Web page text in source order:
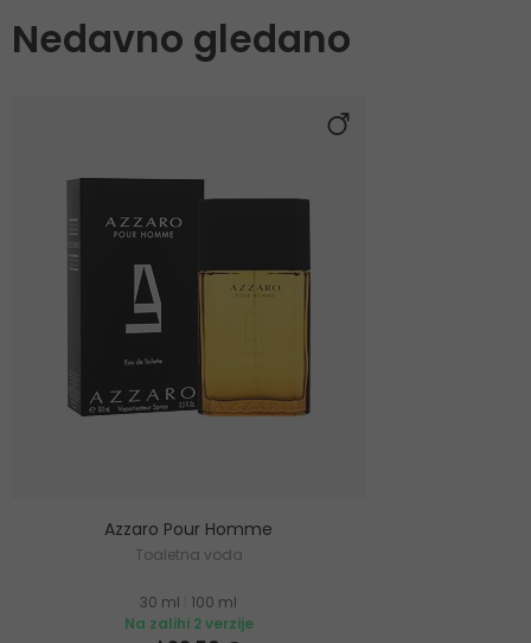
Nedavno gledano
Azzaro Pour Homme
Toaletna voda
30 ml
100 ml
Na zalihi 2 verzije